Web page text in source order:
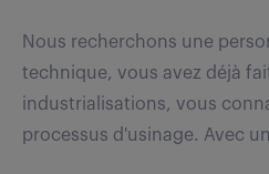
Nous recherchons une
technique, vous avez déjà
industrialisations, vous
processus d'usinage. Avec